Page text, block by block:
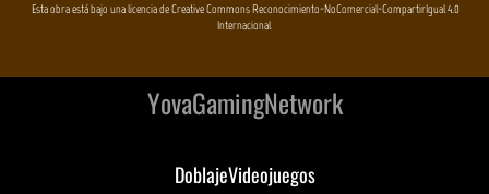
Esta obra está bajo una licencia de Creative Commons Reconocimiento-NoComercial-CompartirIgual 4.0
Internacional
YovaGamingNetwork
DoblajeVideojuegos